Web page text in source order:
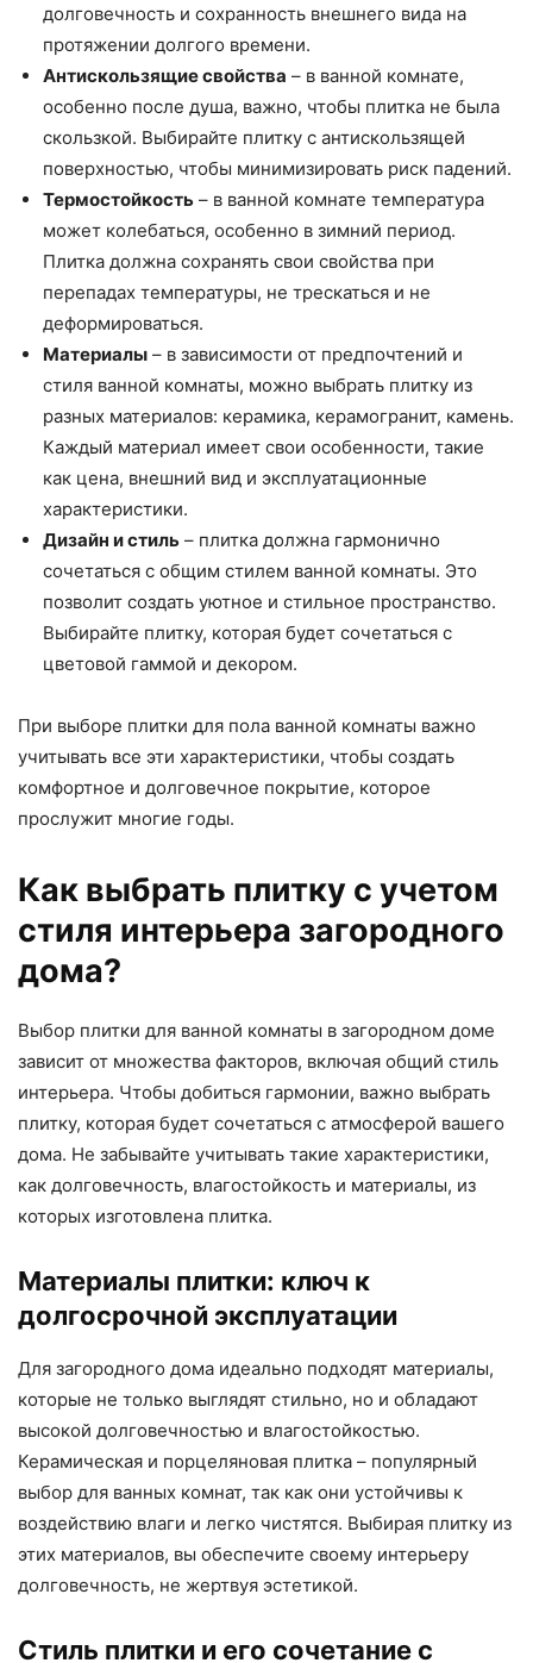
долговечность и сохранность внешнего вида на
протяжении долгого времени.
Антискользящие свойства – в ванной комнате,
особенно после душа, важно, чтобы плитка не была
скользкой. Выбирайте плитку с антискользящей
поверхностью, чтобы минимизировать риск падений.
Термостойкость – в ванной комнате температура
может колебаться, особенно в зимний период.
Плитка должна сохранять свои свойства при
перепадах температуры, не трескаться и не
деформироваться.
Материалы – в зависимости от предпочтений и
стиля ванной комнаты, можно выбрать плитку из
разных материалов: керамика, керамогранит, камень.
Каждый материал имеет свои особенности, такие
как цена, внешний вид и эксплуатационные
характеристики.
Дизайн и стиль – плитка должна гармонично
сочетаться с общим стилем ванной комнаты. Это
позволит создать уютное и стильное пространство.
Выбирайте плитку, которая будет сочетаться с
цветовой гаммой и декором.
При выборе плитки для пола ванной комнаты важно
учитывать все эти характеристики, чтобы создать
комфортное и долговечное покрытие, которое
прослужит многие годы.
Как выбрать плитку с учетом
стиля интерьера загородного
дома?
Выбор плитки для ванной комнаты в загородном доме
зависит от множества факторов, включая общий стиль
интерьера. Чтобы добиться гармонии, важно выбрать
плитку, которая будет сочетаться с атмосферой вашего
дома. Не забывайте учитывать такие характеристики,
как долговечность, влагостойкость и материалы, из
которых изготовлена плитка.
Материалы плитки: ключ к
долгосрочной эксплуатации
Для загородного дома идеально подходят материалы,
которые не только выглядят стильно, но и обладают
высокой долговечностью и влагостойкостью.
Керамическая и порцеляновая плитка – популярный
выбор для ванных комнат, так как они устойчивы к
воздействию влаги и легко чистятся. Выбирая плитку из
этих материалов, вы обеспечите своему интерьеру
долговечность, не жертвуя эстетикой.
Стиль плитки и его сочетание с